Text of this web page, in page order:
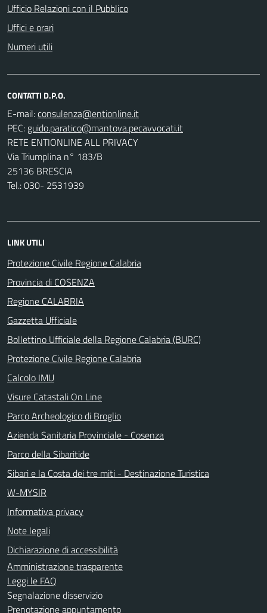
Ufficio Relazioni con il Pubblico
Uffici e orari
Numeri utili
CONTATTI D.P.O.
E-mail:
PEC:
RETE ENTIONLINE ALL PRIVACY
Via Triumplina n° 183/B
25136 BRESCIA
Tel.: 030- 2531939
LINK UTILI
Protezione Civile Regione Calabria
Provincia di COSENZA
Regione CALABRIA
Gazzetta Ufficiale
Bollettino Ufficiale della Regione Calabria (BURC)
Protezione Civile Regione Calabria
Calcolo IMU
Visure Catastali On Line
Parco Archeologico di Broglio
Azienda Sanitaria Provinciale - Cosenza
Parco della Sibaritide
Sibari e la Costa dei tre miti - Destinazione Turistica
W-MYSIR
Informativa privacy
Note legali
Dichiarazione di accessibilità
Amministrazione trasparente
Leggi le FAQ
Segnalazione disservizio
Prenotazione appuntamento